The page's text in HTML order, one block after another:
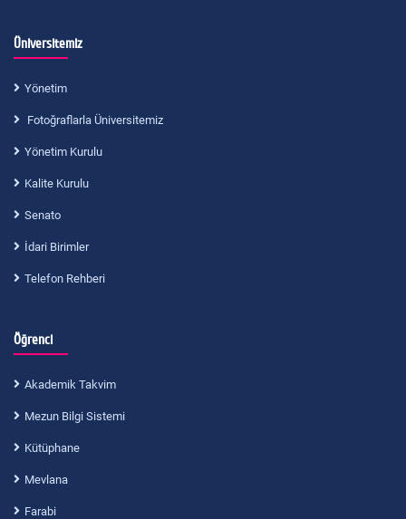
Üniversitemiz
Yönetim
Fotoğraflarla Üniversitemiz
Yönetim Kurulu
Kalite Kurulu
Senato
İdari Birimler
Telefon Rehberi
Öğrenci
Akademik Takvim
Mezun Bilgi Sistemi
Kütüphane
Mevlana
Farabi